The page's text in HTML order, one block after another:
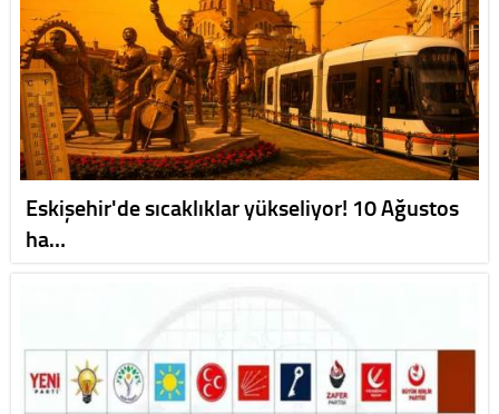
Eskişehir'de sıcaklıklar yükseliyor! 10 Ağustos
ha…